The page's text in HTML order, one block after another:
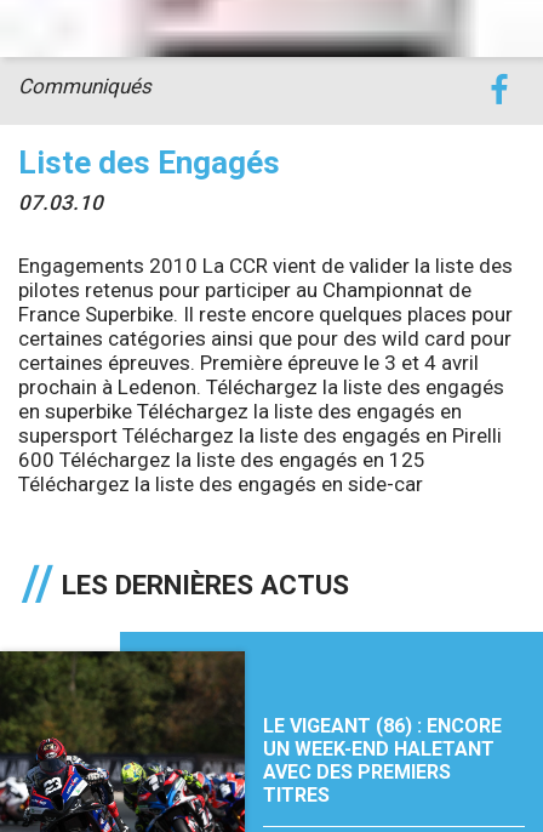
Liste des Engagés
07.03.10
Communiqués
Engagements 2010 La CCR vient de valider la liste des
pilotes retenus pour participer au Championnat de
France Superbike. Il reste encore quelques places pour
certaines catégories ainsi que pour des wild card pour
certaines épreuves. Première épreuve le 3 et 4 avril
prochain à Ledenon. Téléchargez la liste des engagés
en superbike Téléchargez la liste des engagés en
supersport Téléchargez la liste des engagés en Pirelli
600 Téléchargez la liste des engagés en 125
Téléchargez la liste des engagés en side-car
LES DERNIÈRES ACTUS
LE VIGEANT (86) : ENCORE
UN WEEK-END HALETANT
AVEC DES PREMIERS
TITRES